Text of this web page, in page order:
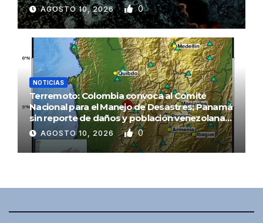
AGOSTO 10, 2026 0
NOTICIAS
Terremoto: Colombia convoca al Comité
Nacional para el Manejo de Desastres; Panamá
sin reporte de daños y población venezolana
en alerta
AGOSTO 10, 2026 0